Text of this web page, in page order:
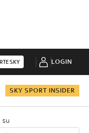
SKY LOGIN
SKY SPORT INSIDER
su